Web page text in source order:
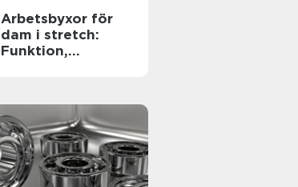
Arbetsbyxor för
dam i stretch:
Funktion,